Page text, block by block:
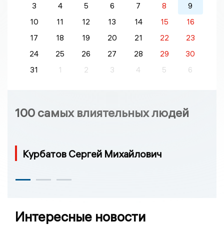
3
4 5 6 7 8
9
10
11 12 13 14 15
16
17
18 19 20 21 22
23
24
25 26 27 28 29
30
31
1 2 3 4 5 6
100 самых влиятельных людей
Курбатов Сергей Михайлович
Интересные новости